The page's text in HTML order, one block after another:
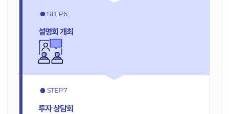
STEP 6
설명회 개최
STEP 7
투자상담회